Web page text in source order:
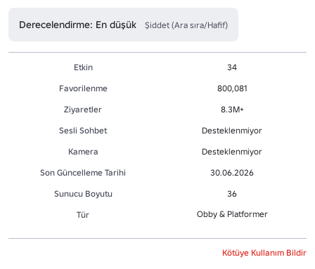
Derecelendirme: En düşük Şiddet (Ara sıra/Hafif)
Etkin
34
Favorilenme
800,081
Ziyaretler
8.3M+
Sesli Sohbet
Desteklenmiyor
Kamera
Desteklenmiyor
Son Güncelleme Tarihi
30.06.2026
Sunucu Boyutu
36
Tür
Obby & Platformer
Kötüye Kullanım Bildir